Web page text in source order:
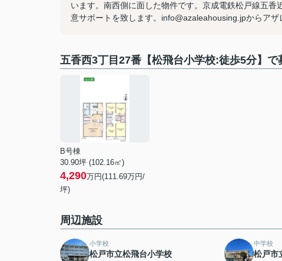
います。南西側に面した物件です。京成電鉄松戸線五
意サポートを致します。info@azaleahousing.jpからアザ
五香西3丁目27番【松飛台小学校:徒歩5分】で
B号棟
30.90坪 (102.16㎡)
4,290万円(111.69万円/
坪)
周辺施設
小学校
松戸市立松飛台小学校
中学校
松戸市